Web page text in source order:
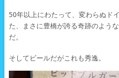
50年以上にわたって、変わらぬド
た、まさに豊橋が誇る奇跡のよう
だ。
そしてビールだがこれも秀逸。